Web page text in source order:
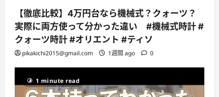
【徹底比較】4万円台なら機械式？クォーツ？
実際に両方使って分かった違い #機械式時計 #
クォーツ時計 #オリエント #ティソ
pikakichi2015@gmail.com 1週間 ago 0
1 minute read